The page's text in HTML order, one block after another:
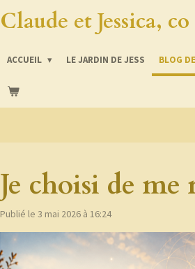
Claude et Jessica,
ACCUEIL LE JARDIN DE JESS BLOG
Je choisi de me
Publié le 3 mai 2026 à 16:24